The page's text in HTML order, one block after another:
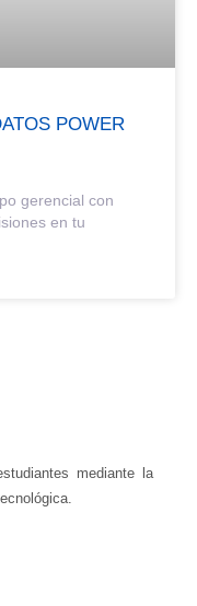
POWER
gerencial con
en tu
mediante la